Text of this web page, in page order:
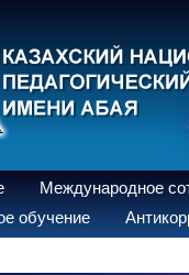
Международное
обучение